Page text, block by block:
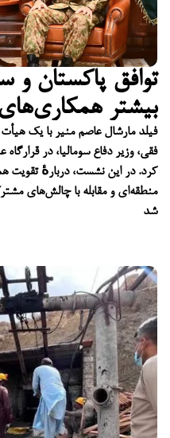
توافق پاکستان و
بیشتر
فیلد مارشال عاصم منیر با یک
فقی، وزیر دفاع سومالیا، در
کرد. در این نشست، دربارهٔ تقویت
منطقه‌ای و مقابله با چالش‌های
شد